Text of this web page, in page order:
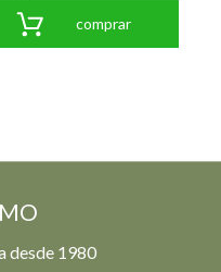
comprar
desde 1980